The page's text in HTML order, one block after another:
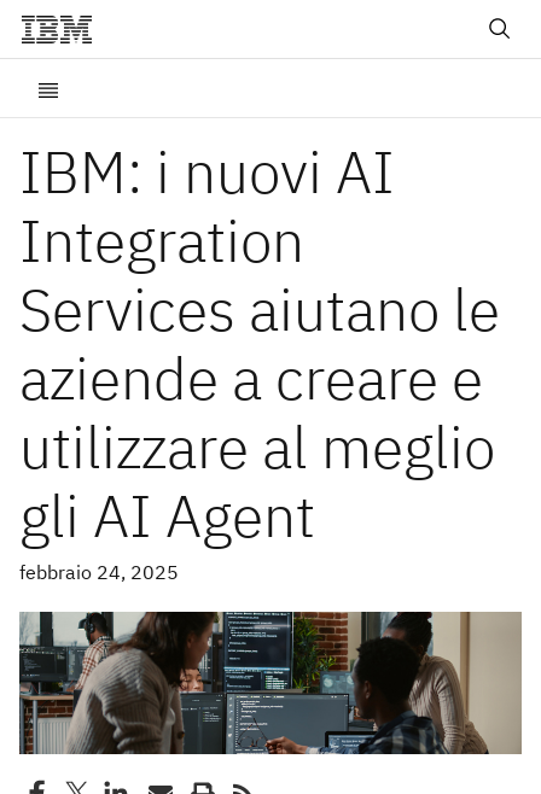
IBM: i nuovi AI
Integration
Services aiutano le
aziende a creare e
utilizzare al meglio
gli AI Agent
febbraio 24, 2025